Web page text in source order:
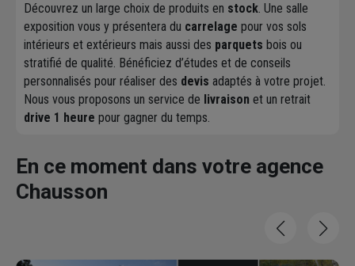
Découvrez un large choix de produits en stock. Une salle
exposition vous y présentera du carrelage pour vos sols
intérieurs et extérieurs mais aussi des parquets bois ou
stratifié de qualité. Bénéficiez d’études et de conseils
personnalisés pour réaliser des devis adaptés à votre projet.
Nous vous proposons un service de livraison et un retrait
drive 1 heure pour gagner du temps.
En ce moment dans votre agence
Chausson